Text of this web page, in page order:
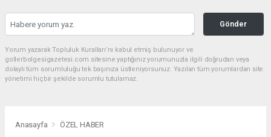
Gönder
Yorum yazarak Topluluk Kuralları’nı kabul etmiş bulunuyor ve
gollerbolgesigazetesi.com sitesine yaptığınız yorumunuzla ilgili doğrudan veya
dolaylı tüm sorumluluğu tek başınıza üstleniyorsunuz. Yazılan tüm yorumlardan site
yönetimi hiçbir şekilde sorumlu tutulamaz.
Anasayfa ÖZEL HABER